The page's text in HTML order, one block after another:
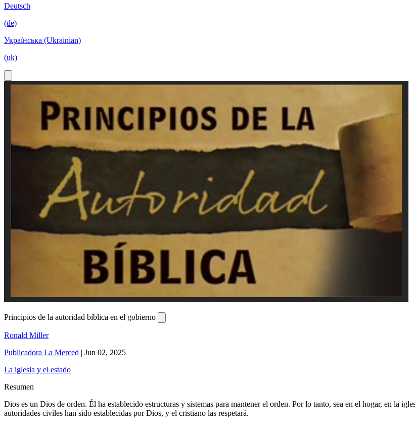
Deutsch
(de)
Українська (Ukrainian)
(uk)
Principios de la autoridad bíblica en el gobierno
Ronald Miller
Publicadora La Merced | Jun 02, 2025
La iglesia y el estado
Resumen
Dios es un Dios de orden. Él ha establecido estructuras y sistemas para mantener el orden. Por lo tanto, sea en el hogar, en la
autoridades civiles han sido establecidas por Dios, y el cristiano las respetará.